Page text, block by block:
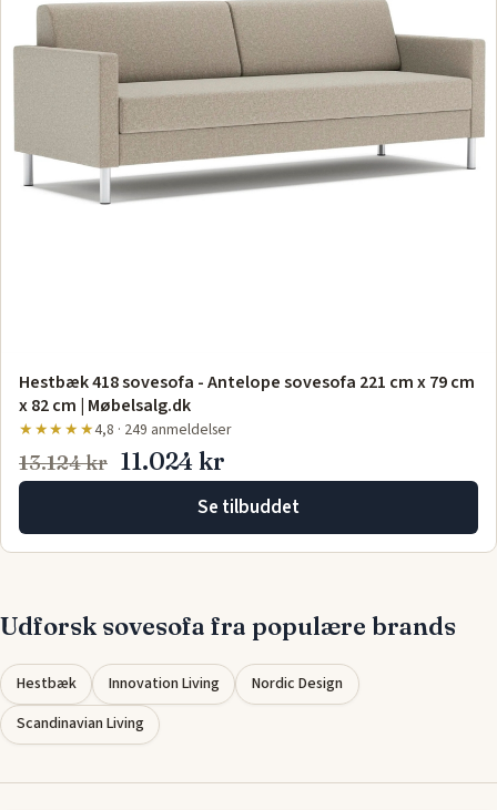
Hestbæk 418 sovesofa - Antelope sovesofa 221 cm x 79 cm
x 82 cm | Møbelsalg.dk
★★★★★4,8 · 249 anmeldelser
13.124 kr 11.024 kr
Se tilbuddet
Udforsk sovesofa fra populære brands
Hestbæk Innovation Living
Nordic Design
Scandinavian Living